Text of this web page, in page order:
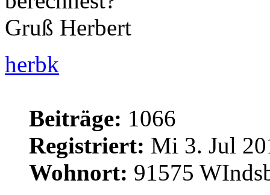
Gruß Herbert
herbk
Beiträge: 1066
Registriert: Mi 3. Jul
Wohnort: 91575